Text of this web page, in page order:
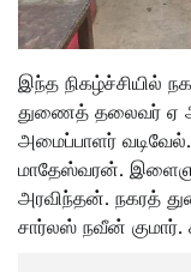
இந்த நிகழ்ச்சியில்
துணைத் தலைவர் ஏ
அமைப்பாளர்
மாதேஸ்வரன்.
அரவிந்தன். நகரத்
சார்லஸ் நவீன் குமார்.